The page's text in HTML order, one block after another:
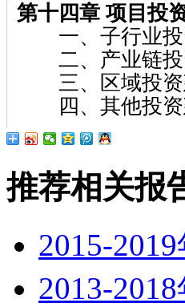
第十四章 项目投
一、子行业投
二、产业链投
三、区域投资
四、其他投资
推荐相关报
2015-
2013-